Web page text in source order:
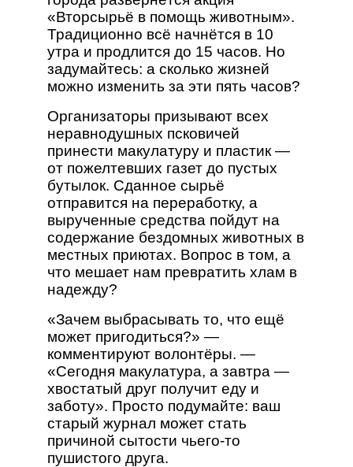
«Вторсырьё в помощь животным».
Традиционно всё начнётся в 10
утра и продлится до 15 часов. Но
задумайтесь: а сколько жизней
можно изменить за эти пять часов?
Организаторы призывают всех
неравнодушных псковичей
принести макулатуру и пластик —
от пожелтевших газет до пустых
бутылок. Сданное сырьё
отправится на переработку, а
вырученные средства пойдут на
содержание бездомных животных в
местных приютах. Вопрос в том, а
что мешает нам превратить хлам в
надежду?
«Зачем выбрасывать то, что ещё
может пригодиться?» —
комментируют волонтёры. —
«Сегодня макулатура, а завтра —
хвостатый друг получит еду и
заботу». Просто подумайте: ваш
старый журнал может стать
причиной сытости чьего-то
пушистого друга.